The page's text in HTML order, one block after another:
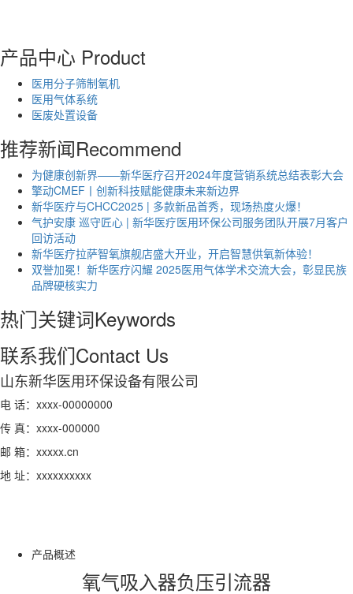
产品中心 Product
医用分子筛制氧机
医用气体系统
医废处置设备
推荐新闻Recommend
为健康创新界——新华医疗召开2024年度营销系统总结表彰大会
擎动CMEF丨创新科技赋能健康未来新边界
新华医疗与CHCC2025 | 多款新品首秀，现场热度火爆！
气护安康 巡守匠心 | 新华医疗医用环保公司服务团队开展7月客户
回访活动
新华医疗拉萨智氧旗舰店盛大开业，开启智慧供氧新体验！
双誉加冕！新华医疗闪耀 2025医用气体学术交流大会，彰显民族
品牌硬核实力
热门关键词Keywords
联系我们Contact Us
山东新华医用环保设备有限公司
电 话：xxxx-00000000
传 真：xxxx-000000
邮 箱：xxxxx.cn
地 址：xxxxxxxxxx
产品概述
氧气吸入器负压引流器